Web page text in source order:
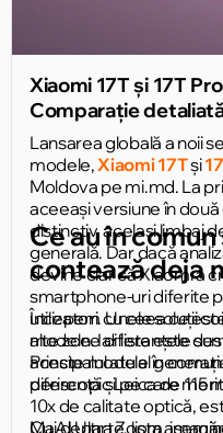
Xiaomi 17T și 17T
Comparație detaliată
Lansarea globală a noii
modele,Xiaomi 17Tși
Moldova pe mi.md. La
aceeași versiune în
distinctiv, același limbaj
generală. Dar dacă
devine clar că Xiaomi a
smartphone-uri diferite
utilizatori. Unele soluții
alte zone diferențele
aceste modele în
diferență și pe care
Ce au în
contează deja
Începem cu ceea ce
modele. Iar lista este
Principalul atu al
periscopic Leica de 115
10x de calitate optică,
Cu AI Ultra Zoom,
Mai departe, lista